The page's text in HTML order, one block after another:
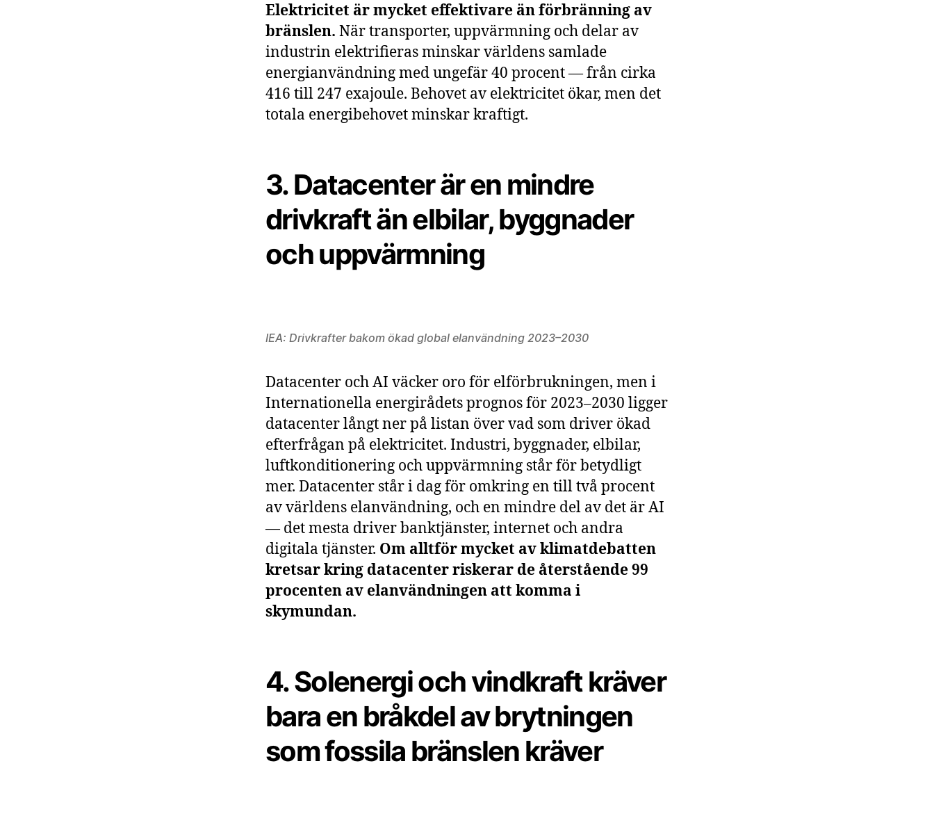
Elektricitet är mycket effektivare än förbränning av
bränslen. När transporter, uppvärmning och delar av
industrin elektrifieras minskar världens samlade
energianvändning med ungefär 40 procent — från cirka
416 till 247 exajoule. Behovet av elektricitet ökar, men det
totala energibehovet minskar kraftigt.
3. Datacenter är en mindre
drivkraft än elbilar, byggnader
och uppvärmning
IEA: Drivkrafter bakom ökad global elanvändning 2023–2030
Datacenter och AI väcker oro för elförbrukningen, men i
Internationella energirådets prognos för 2023–2030 ligger
datacenter långt ner på listan över vad som driver ökad
efterfrågan på elektricitet. Industri, byggnader, elbilar,
luftkonditionering och uppvärmning står för betydligt
mer. Datacenter står i dag för omkring en till två procent
av världens elanvändning, och en mindre del av det är AI
— det mesta driver banktjänster, internet och andra
digitala tjänster. Om alltför mycket av klimatdebatten
kretsar kring datacenter riskerar de återstående 99
procenten av elanvändningen att komma i
skymundan.
4. Solenergi och vindkraft kräver
bara en bråkdel av brytningen
som fossila bränslen kräver